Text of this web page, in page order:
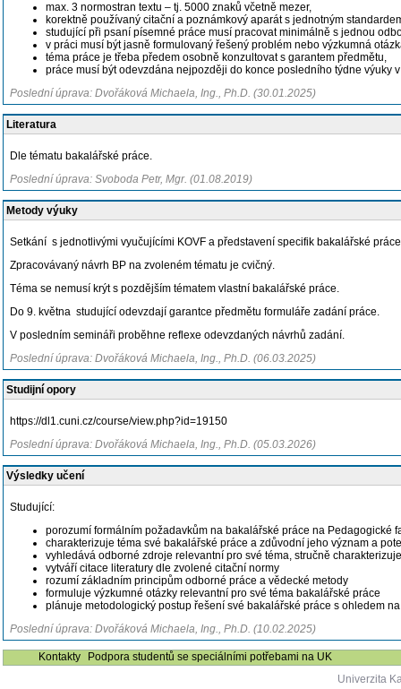
max. 3 normostran textu – tj. 5000 znaků včetně mezer,
korektně používaný citační a poznámkový aparát s jednotným
studující při psaní písemné práce musí pracovat minimálně s jednou
v práci musí být jasně formulovaný řešený problém nebo výzkumná
téma práce je třeba předem osobně konzultovat s garantem předmětu,
práce musí být odevzdána nejpozději do konce posledního týdne výuky
Poslední úprava: Dvořáková Michaela, Ing., Ph.D. (30.01.2025)
Literatura
Dle tématu bakalářské práce.
Poslední úprava: Svoboda Petr, Mgr. (01.08.2019)
Metody výuky
Setkání s jednotlivými vyučujícími KOVF a představení specifik bakalářské
Zpracovávaný návrh BP na zvoleném tématu je cvičný.
Téma se nemusí krýt s pozdějším tématem vlastní bakalářské práce.
Do 9. května studující odevzdají garantce předmětu formuláře zadání práce.
V posledním semináři proběhne reflexe odevzdaných návrhů zadání.
Poslední úprava: Dvořáková Michaela, Ing., Ph.D. (06.03.2025)
Studijní opory
https://dl1.cuni.cz/course/view.php?id=19150
Poslední úprava: Dvořáková Michaela, Ing., Ph.D. (05.03.2026)
Výsledky učení
Studující:
porozumí formálním požadavkům na bakalářské práce na Pedagogické
charakterizuje téma své bakalářské práce a zdůvodní jeho význam a
vyhledává odborné zdroje relevantní pro své téma, stručně
vytváří citace literatury dle zvolené citační normy
rozumí základním principům odborné práce a vědecké metody
formuluje výzkumné otázky relevantní pro své téma bakalářské práce
plánuje metodologický postup řešení své bakalářské práce s ohledem
Poslední úprava: Dvořáková Michaela, Ing., Ph.D. (10.02.2025)
Kontakty
Podpora studentů se speciálními potřebami na UK
Univerzita